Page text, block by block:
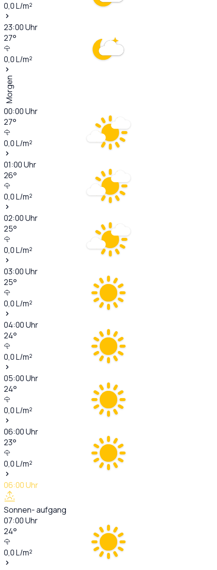
0,0L/m²
23:00Uhr
27°
0,0L/m²
Morgen
00:00Uhr
27°
0,0L/m²
01:00Uhr
26°
0,0L/m²
02:00Uhr
25°
0,0L/m²
03:00Uhr
25°
0,0L/m²
04:00Uhr
24°
0,0L/m²
05:00Uhr
24°
0,0L/m²
06:00Uhr
23°
0,0L/m²
06:00Uhr
Sonnen- aufgang
07:00Uhr
24°
0,0L/m²